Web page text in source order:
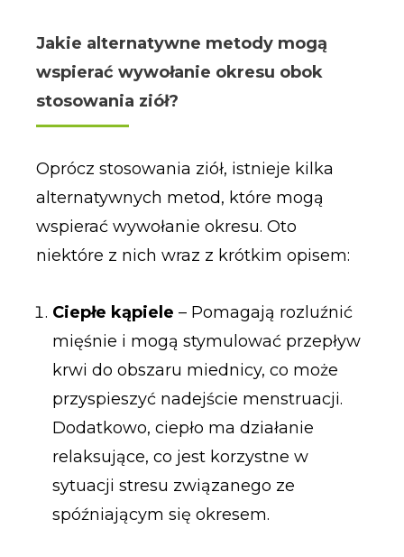
Jakie alternatywne metody mogą
wspierać wywołanie okresu obok
stosowania ziół?
Oprócz stosowania ziół, istnieje kilka
alternatywnych metod, które mogą
wspierać wywołanie okresu. Oto
niektóre z nich wraz z krótkim opisem:
Ciepłe kąpiele – Pomagają rozluźnić
mięśnie i mogą stymulować przepływ
krwi do obszaru miednicy, co może
przyspieszyć nadejście menstruacji.
Dodatkowo, ciepło ma działanie
relaksujące, co jest korzystne w
sytuacji stresu związanego ze
spóźniającym się okresem.